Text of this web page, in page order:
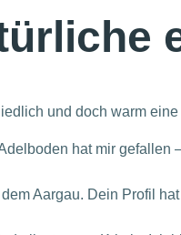
und doch warm
hat mir
Aargau. Dein Profil